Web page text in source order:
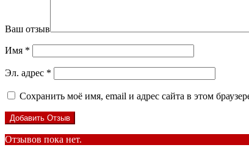
Ваш отзыв
Имя *
Эл. адрес *
Сохранить моё имя, email и адрес сайта в этом
Отзывов пока нет.